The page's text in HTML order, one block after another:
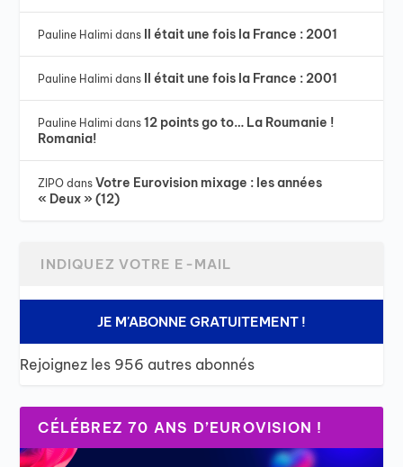
Pauline Halimi dans Il était une fois la France : 2001
Pauline Halimi dans Il était une fois la France : 2001
Pauline Halimi dans12 points go to… La Roumanie !
Romania!
ZIPO dansVotre Eurovision mixage : les années
« Deux » (12)
JE M'ABONNE GRATUITEMENT !
Rejoignez les 956 autres abonnés
CÉLÉBREZ 70 ANS D’EUROVISION !